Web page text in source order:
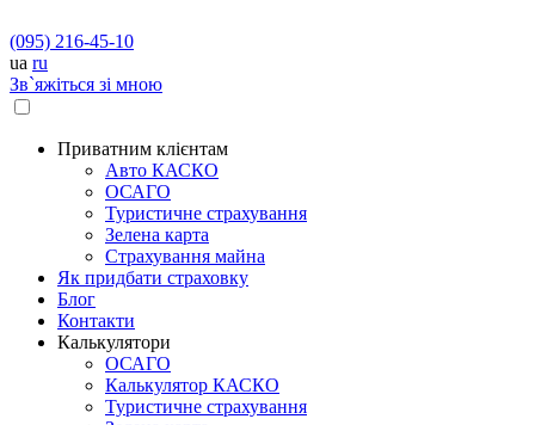
(095) 216-45-10
ua ru
Зв`яжіться зі мною
Приватним клієнтам
Авто КАСКО
OСАГО
Туристичне страхування
Зелена карта
Страхування майна
Як придбати страховку
Блог
Контакти
Калькулятори
OСАГО
Калькулятор КАСКО
Туристичне страхування